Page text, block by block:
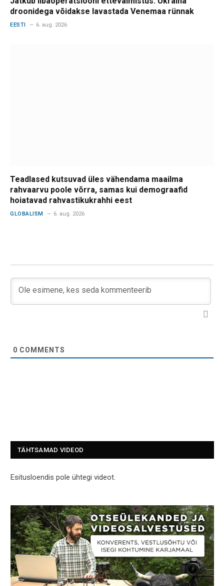
droonidega võidakse lavastada Venemaa rünnak
EESTI 6. aug. 2026
Teadlased kutsuvad üles vähendama maailma
rahvaarvu poole võrra, samas kui demograafid
hoiatavad rahvastikukrahhi eest
GLOBALISM 6. aug. 2026
0 COMMENTS
TÄHTSAMAD VIDEOD
Esitusloendis pole ühtegi videot.